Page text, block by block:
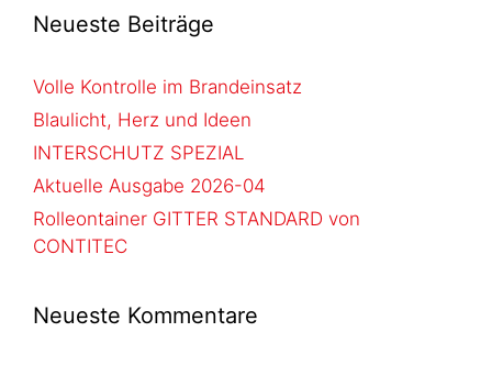
Neueste Beiträge
Volle Kontrolle im Brandeinsatz
Blaulicht, Herz und Ideen
INTERSCHUTZ SPEZIAL
Aktuelle Ausgabe 2026-04
Rolleontainer GITTER STANDARD von
CONTITEC
Neueste Kommentare